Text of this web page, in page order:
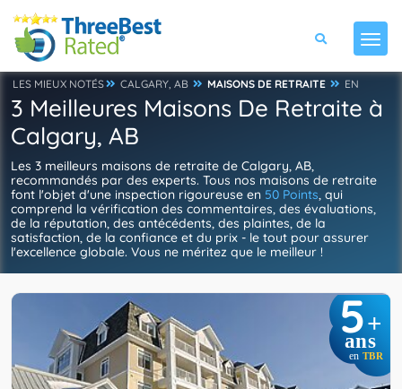
LES MIEUX NOTÉS CALGARY, AB MAISONS DE RETRAITE EN
3 Meilleures Maisons De Retraite à
Calgary, AB
Les 3 meilleurs maisons de retraite de Calgary, AB,
recommandés par des experts. Tous nos maisons de retraite
font l'objet d'une inspection rigoureuse en 50 Points, qui
comprend la vérification des commentaires, des évaluations,
de la réputation, des antécédents, des plaintes, de la
satisfaction, de la confiance et du prix - le tout pour assurer
l'excellence globale. Vous ne méritez que le meilleur !
5+
ans
en TBR